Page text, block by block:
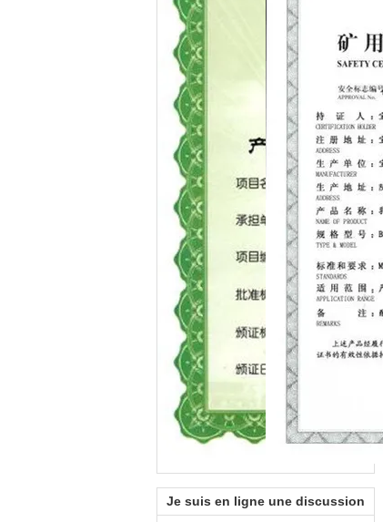
Je suis en ligne une discussion